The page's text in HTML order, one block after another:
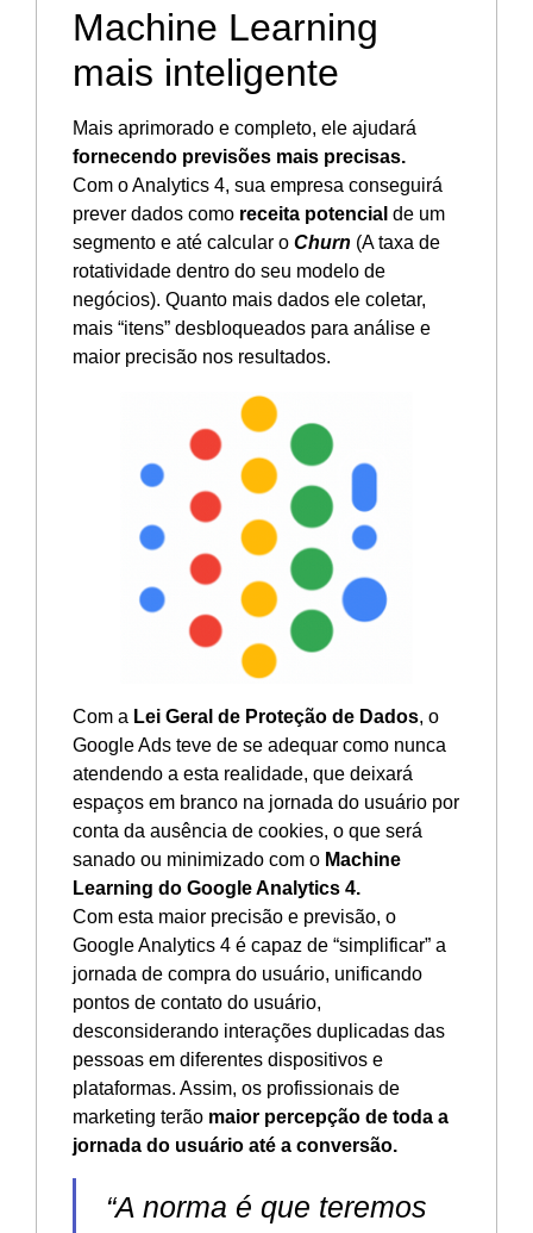
Machine Learning
mais inteligente
Mais aprimorado e completo, ele ajudará
fornecendo previsões mais precisas.
Com o Analytics 4, sua empresa conseguirá
prever dados como receita potencial de um
segmento e até calcular o Churn (A taxa de
rotatividade dentro do seu modelo de
negócios). Quanto mais dados ele coletar,
mais “itens” desbloqueados para análise e
maior precisão nos resultados.
Com a Lei Geral de Proteção de Dados, o
Google Ads teve de se adequar como nunca
atendendo a esta realidade, que deixará
espaços em branco na jornada do usuário por
conta da ausência de cookies, o que será
sanado ou minimizado com o Machine
Learning do Google Analytics 4.
Com esta maior precisão e previsão, o
Google Analytics 4 é capaz de “simplificar” a
jornada de compra do usuário, unificando
pontos de contato do usuário,
desconsiderando interações duplicadas das
pessoas em diferentes dispositivos e
plataformas. Assim, os profissionais de
marketing terão maior percepção de toda a
jornada do usuário até a conversão.
“A norma é que teremos